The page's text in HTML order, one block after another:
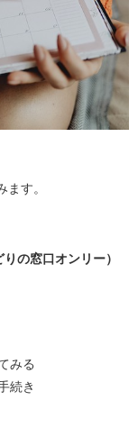
ます。
の窓口オンリー）
みる
続き